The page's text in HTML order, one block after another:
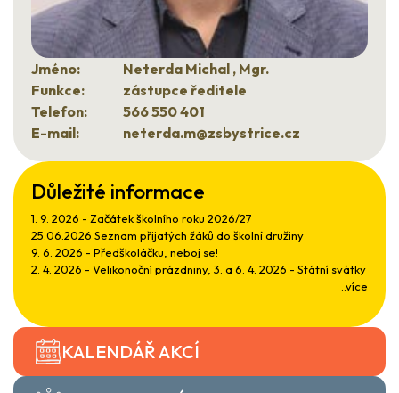
Důležité informace
1. 9. 2026 - Začátek školního roku 2026/27
25.06.2026 Seznam přijatých žáků do školní družiny
9. 6. 2026 - Předškoláčku, neboj se!
2. 4. 2026 - Velikonoční prázdniny, 3. a 6. 4. 2026 - Státní svátky
..více
KALENDÁŘ AKCÍ
Jméno:
Neterda Michal , Mgr.
Funkce:
zástupce ředitele
Telefon:
566 550 401
E-mail:
neterda.m@zsbystrice.cz